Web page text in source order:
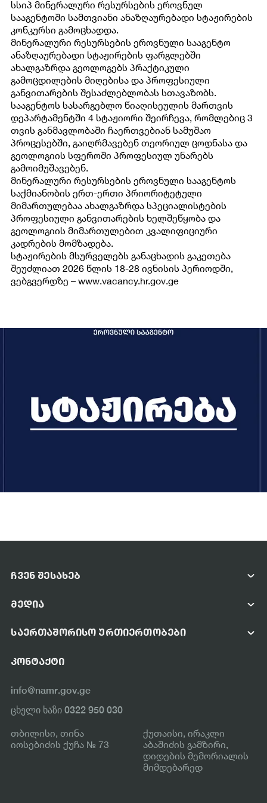
ᲚᲘᲪᲔᲜᲖᲘᲐᲜᲢᲘᲡ ᲒᲕᲔᲠᲓᲘ
ᲮᲨᲘᲠᲐᲓ ᲓᲐᲡᲛᲣᲚᲘ ᲙᲘᲗᲮᲕᲔᲑᲘ
ᲡᲐᲛᲐᲠᲗᲚᲔᲑᲚᲘᲕᲘ ᲐᲥᲢᲔᲑᲘ
ᲛᲘᲛᲓᲘᲜᲐᲠᲔ ᲕᲐᲙᲐᲜᲡᲘᲔᲑᲘ
ᲐᲜᲒᲐᲠᲘᲨᲔᲑᲘ
სსიპ მინერალური რესურსების ეროვნულ
სააგენტოში სამთვიანი ანაზღაურებადი სტაჟირების
კონკურსი გამოცხადდა.
მინერალური რესურსების ეროვნული სააგენტო
ანაზღაურებადი სტაჟირების ფარგლებში
ახალგაზრდა გეოლოგებს პრაქტიკული
გამოცდილების მიღებისა და პროფესიული
განვითარების შესაძლებლობას სთავაზობს.
სააგენტოს სასარგებლო წიაღისეულის მართვის
დეპარტამენტში 4 სტაჟიორი შეირჩევა, რომლებიც 3
თვის განმავლობაში ჩაერთვებიან სამუშაო
პროცესებში, გაიღრმავებენ თეორიულ ცოდნასა და
გეოლოგიის სფეროში პროფესიულ უნარებს
გამოიმუშავებენ.
მინერალური რესურსების ეროვნული სააგენტოს
საქმიანობის ერთ-ერთი პრიორიტეტული
მიმართულებაა ახალგაზრდა სპეციალისტების
პროფესიული განვითარების ხელშეწყობა და
გეოლოგიის მიმართულებით კვალიფიციური
კადრების მომზადება.
სტაჟირების მსურველებს განაცხადის გაკეთება
შეუძლიათ 2026 წლის 18-28 ივნისის პერიოდში,
ვებგვერდზე – www.vacancy.hr.gov.ge
ᲩᲕᲔᲜ ᲨᲔᲡᲐᲮᲔᲑ
ᲛᲔᲜᲔᲯᲛᲔᲜᲢᲘ
ᲡᲢᲠᲣᲥᲢᲣᲠᲐ
ᲛᲔᲓᲘᲐ
ᲡᲘᲐᲮᲚᲔᲔᲑᲘ
ᲡᲐᲔᲠᲗᲐᲨᲝᲠᲘᲡᲝ ᲣᲠᲗᲘᲔᲠᲗᲝᲑᲔᲑᲘ
ᲞᲐᲠᲢᲜᲘᲝᲠᲘ ᲝᲠᲒᲐᲜᲘᲖᲐᲪᲘᲔᲑᲘ
ᲡᲐᲔᲠᲗᲐᲨᲝᲠᲘᲡᲝ ᲝᲠᲒᲐᲜᲘᲖᲐᲪᲘᲔᲑᲘ
ᲛᲘᲛᲓᲘᲜᲐᲠᲔ ᲞᲠᲝᲔᲥᲢᲔᲑᲘ
ᲓᲐᲡᲠᲣᲚᲔᲑᲣᲚᲘ ᲞᲠᲝᲔᲥᲢᲔᲑᲘ
ᲙᲝᲜᲢᲐᲥᲢᲘ
info@namr.gov.ge
ცხელი ხაზი 0322 950 030
თბილისი, თინა
იოსებიძის ქუჩა № 73
ქუთაისი, ირაკლი
აბაშიძის გამზირი,
დიდების მემორიალის
მიმდებარედ